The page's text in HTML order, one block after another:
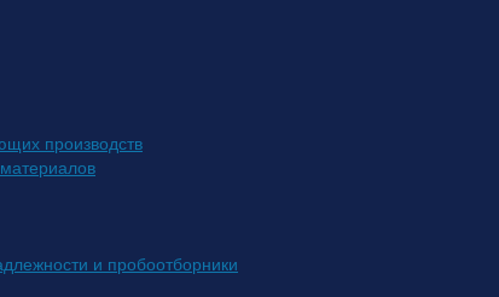
производств
и пробоотборники